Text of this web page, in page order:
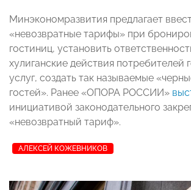
Минэкономразвития предлагает
«невозвратные тарифы» при
гостиниц, установить
хулиганские действия потребителей
услуг, создать так называемые
гостей». Ранее «ОПОРА РОССИИ»
инициативой законодательного
«невозвратный тариф».
АЛЕКСЕЙ КОЖЕВНИКОВ